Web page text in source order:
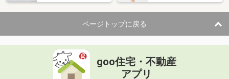
ページトップに戻る
goo住宅・不動産
アプリ